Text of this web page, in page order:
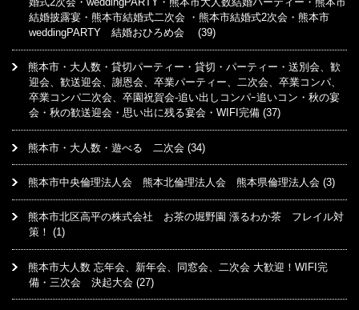
結婚披露宴・熊本市結婚式二次会 ・熊本市結婚式2次会・熊本市
weddingPARTY 結婚おひろめ会 (39)
熊本市・大人数・貸切パーティー・貸切・パーティー・送別会、歓
迎会、歓送迎会、謝恩会、卒業パーティー、二次会、卒業コンパ、
卒業コンパ二次会、卒園祝賀会-追い出しコンパｰ追いコン・秋の宴
会・秋の歓送迎会・思い出に残る宴会・WIFI完備 (37)
熊本市・大人数・遊べる 二次会 (34)
熊本市中央倫理法人会 熊本北倫理法人会 熊本県倫理法人会 (3)
熊本市北区高平の株式会社 お茶の堀野園 漲るわか茶 フレイル対
策！ (1)
熊本市大人数 忘年会、新年会、同窓会、二次会 大歓迎！WIFI完
備・三次会 決起大会 (27)